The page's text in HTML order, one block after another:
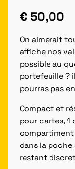
€ 50,00
On aimerait
affiche nos
possible au
portefeuille ?
pourras pas
Compact et
pour cartes, 1
compartiment
dans la
restant